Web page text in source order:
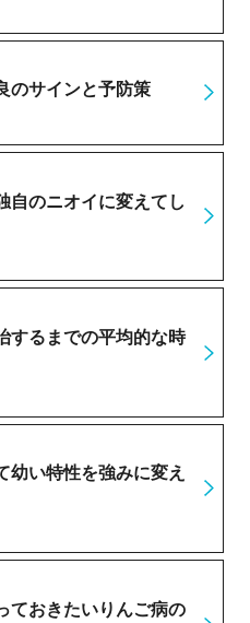
のサインと予防策
自のニオイに変えてし
するまでの平均的な時
幼い特性を強みに変え
ておきたいりんご病の